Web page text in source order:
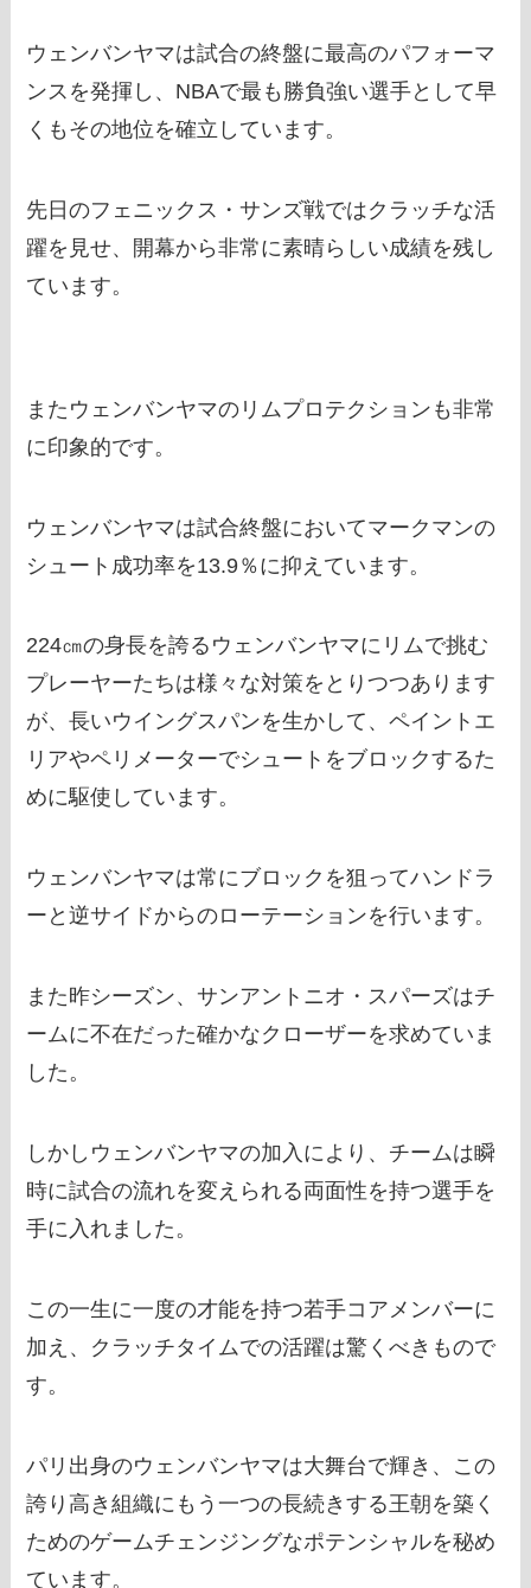
ウェンバンヤマは試合の終盤に最高のパフォーマ
ンスを発揮し、NBAで最も勝負強い選手として早
くもその地位を確立しています。
先日のフェニックス・サンズ戦ではクラッチな活
躍を見せ、開幕から非常に素晴らしい成績を残し
ています。
またウェンバンヤマのリムプロテクションも非常
に印象的です。
ウェンバンヤマは試合終盤においてマークマンの
シュート成功率を13.9％に抑えています。
224㎝の身長を誇るウェンバンヤマにリムで挑む
プレーヤーたちは様々な対策をとりつつあります
が、長いウイングスパンを生かして、ペイントエ
リアやペリメーターでシュートをブロックするた
めに駆使しています。
ウェンバンヤマは常にブロックを狙ってハンドラ
ーと逆サイドからのローテーションを行います。
また昨シーズン、サンアントニオ・スパーズはチ
ームに不在だった確かなクローザーを求めていま
した。
しかしウェンバンヤマの加入により、チームは瞬
時に試合の流れを変えられる両面性を持つ選手を
手に入れました。
この一生に一度の才能を持つ若手コアメンバーに
加え、クラッチタイムでの活躍は驚くべきもので
す。
パリ出身のウェンバンヤマは大舞台で輝き、この
誇り高き組織にもう一つの長続きする王朝を築く
ためのゲームチェンジングなポテンシャルを秘め
ています。